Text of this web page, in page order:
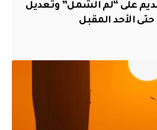
على “لم الشمل” وتعديل
الأحد المقبل